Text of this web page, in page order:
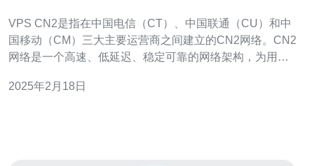
VPS CN2是指在中国电信（CT）、中国联通（CU）和中
国移动（CM）三大主要运营商之间建立的CN2网络。CN2
网络是一个高速、低延迟、稳定可靠的网络架构，为用户
有以下几个优势： 稳定性：越南VPS CN2使用CN2网络架
2025年2月18日